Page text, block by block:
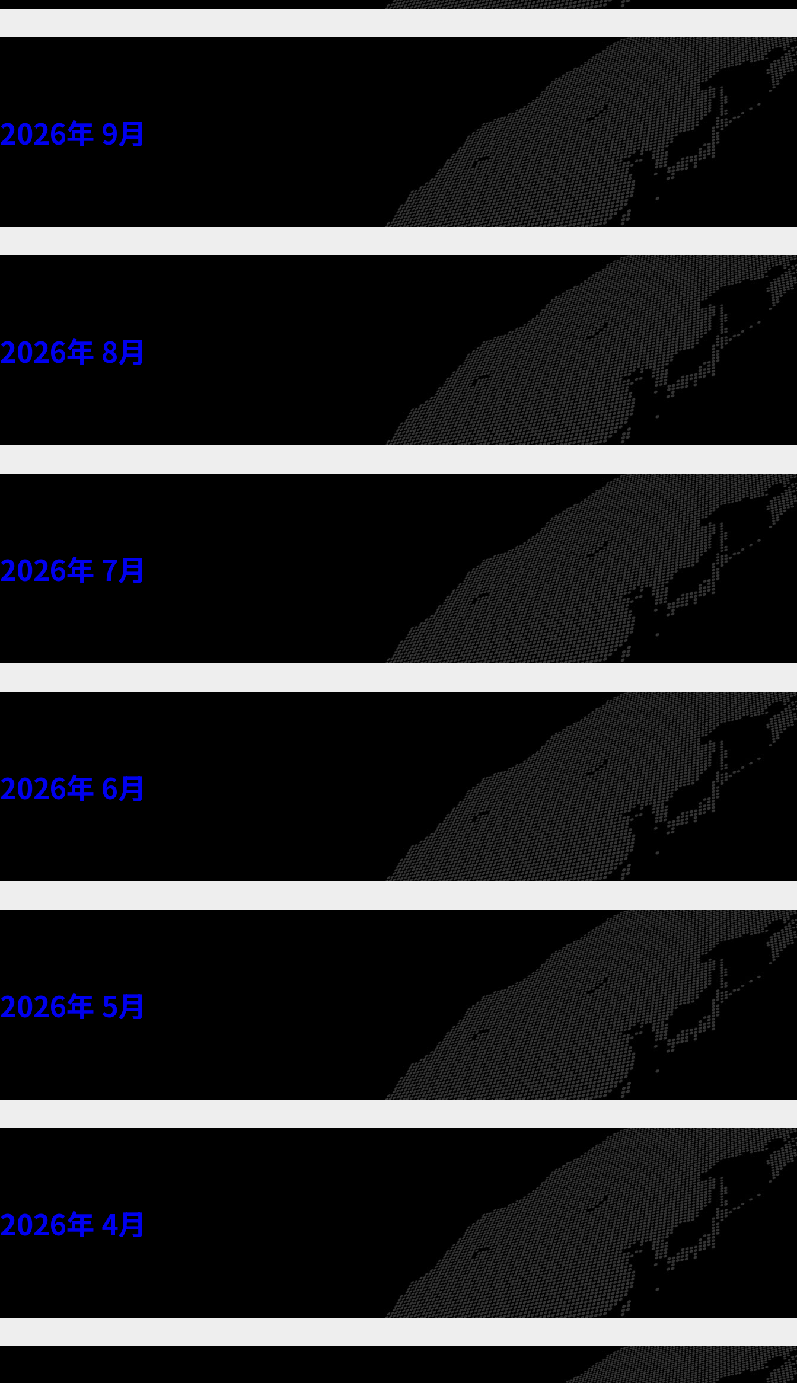
2026年 9月
2026年 8月
2026年 7月
2026年 6月
2026年 5月
2026年 4月